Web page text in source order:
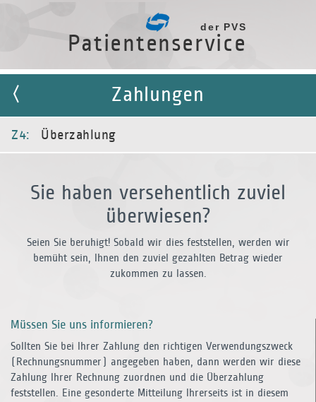
Patientenservice
der PVS
Zahlungen
Z4: Überzahlung
Sie haben versehentlich zuviel
überwiesen?
Seien Sie beruhigt! Sobald wir dies feststellen, werden wir
bemüht sein, Ihnen den zuviel gezahlten Betrag wieder
zukommen zu lassen.
Müssen Sie uns informieren?
Sollten Sie bei Ihrer Zahlung den richtigen Verwendungszweck
(Rechnungsnummer) angegeben haben, dann werden wir diese
Zahlung Ihrer Rechnung zuordnen und die Überzahlung
feststellen. Eine gesonderte Mitteilung Ihrerseits ist in diesem